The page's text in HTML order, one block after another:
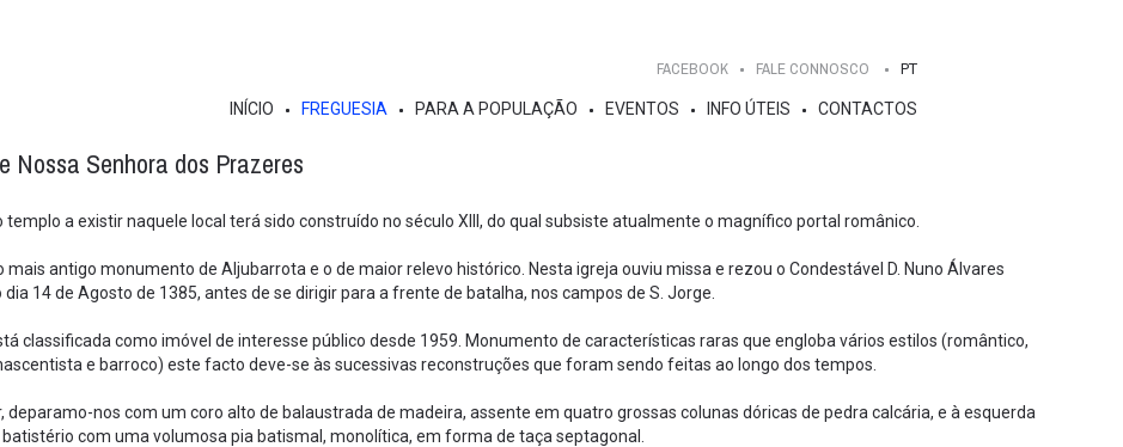
FACEBOOK FALE CONNOSCO PT
INÍCIO FREGUESIA PARA A POPULAÇÃO EVENTOS INFO ÚTEIS CONTACTOS
Nossa Senhora dos Prazeres
templo a existir naquele local terá sido construído no século XIII, do qual subsiste atualmente o magnífico portal românico.
mais antigo monumento de Aljubarrota e o de maior relevo histórico. Nesta igreja ouviu missa e rezou o Condestável D. Nuno Álvares
dia 14 de Agosto de 1385, antes de se dirigir para a frente de batalha, nos campos de S. Jorge.
classificada como imóvel de interesse público desde 1959. Monumento de características raras que engloba vários estilos (romântico,
e barroco) este facto deve-se às sucessivas reconstruções que foram sendo feitas ao longo dos tempos.
deparamo-nos com um coro alto de balaustrada de madeira, assente em quatro grossas colunas dóricas de pedra calcária, e à esquerda
com uma volumosa pia batismal, monolítica, em forma de taça septagonal.